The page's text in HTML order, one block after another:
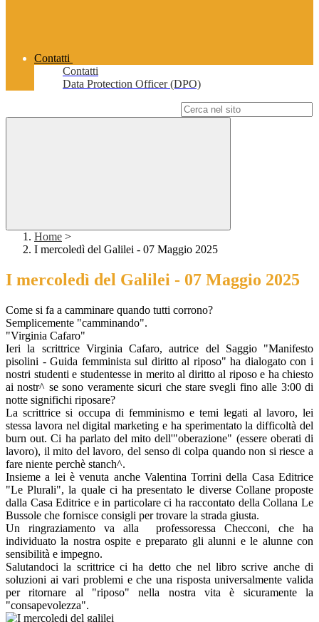
Contatti
Contatti
Data Protection Officer (DPO)
Home >
I mercoledì del Galilei - 07 Maggio 2025
I mercoledì del Galilei - 07 Maggio 2025
Come si fa a camminare quando tutti corrono?
Semplicemente "camminando".
"Virginia Cafaro"
Ieri la scrittrice Virginia Cafaro, autrice del Saggio "Manifesto
pisolini - Guida femminista sul diritto al riposo" ha dialogato con i
nostri studenti e studentesse in merito al diritto al riposo e ha chiesto
ai nostr^ se sono veramente sicuri che stare svegli fino alle 3:00 di
notte significhi riposare?
La scrittrice si occupa di femminismo e temi legati al lavoro, lei
stessa lavora nel digital marketing e ha sperimentato la difficoltà del
burn out. Ci ha parlato del mito dell'"oberazione" (essere oberati di
lavoro), il mito del lavoro, del senso di colpa quando non si riesce a
fare niente perchè stanch^.
Insieme a lei è venuta anche Valentina Torrini della Casa Editrice
"Le Plurali", la quale ci ha presentato le diverse Collane proposte
dalla Casa Editrice e in particolare ci ha raccontato della Collana Le
Bussole che fornisce consigli per trovare la strada giusta.
Un ringraziamento va alla professoressa Checconi, che ha
individuato la nostra ospite e preparato gli alunni e le alunne con
sensibilità e impegno.
Salutandoci la scrittrice ci ha detto che nel libro scrive anche di
soluzioni ai vari problemi e che una risposta universalmente valida
per ritornare al "riposo" nella nostra vita è sicuramente la
"consapevolezza".